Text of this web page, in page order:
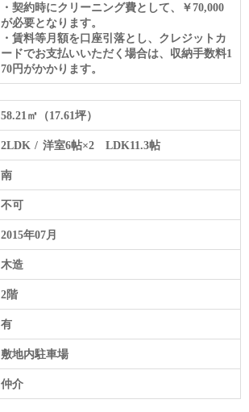
・契約時にクリーニング費として、￥70,000
が必要となります。
・賃料等月額を口座引落とし、クレジットカ
ードでお支払いいただく場合は、収納手数料1
70円がかかります。
58.21㎡（17.61坪）
2LDK 洋室6帖×2 LDK11.3帖
南
不可
2015年07月
木造
2階
有
敷地内駐車場
仲介